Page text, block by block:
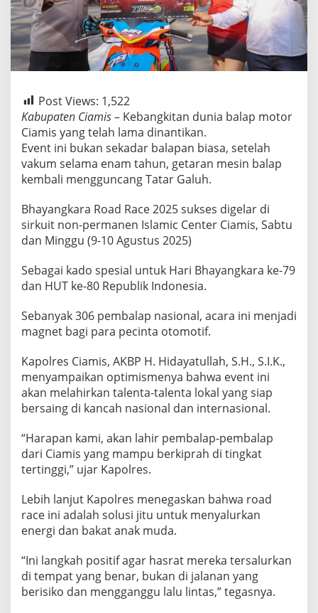
Post Views: 1,522
Kabupaten Ciamis– Kebangkitan dunia balap motor
Ciamis yang telah lama dinantikan.
Event ini bukan sekadar balapan biasa, setelah
vakum selama enam tahun, getaran mesin balap
kembali mengguncang Tatar Galuh.
Bhayangkara Road Race 2025 sukses digelar di
sirkuit non-permanen Islamic Center Ciamis, Sabtu
dan Minggu (9-10 Agustus 2025)
Sebagai kado spesial untuk Hari Bhayangkara ke-79
dan HUT ke-80 Republik Indonesia.
Sebanyak 306 pembalap nasional, acara ini menjadi
magnet bagi para pecinta otomotif.
Kapolres Ciamis, AKBP H. Hidayatullah, S.H., S.I.K.,
menyampaikan optimismenya bahwa event ini
akan melahirkan talenta-talenta lokal yang siap
bersaing di kancah nasional dan internasional.
“Harapan kami, akan lahir pembalap-pembalap
dari Ciamis yang mampu berkiprah di tingkat
tertinggi,” ujar Kapolres.
Lebih lanjut Kapolres menegaskan bahwa road
race ini adalah solusi jitu untuk menyalurkan
energi dan bakat anak muda.
“Ini langkah positif agar hasrat mereka tersalurkan
di tempat yang benar, bukan di jalanan yang
berisiko dan mengganggu lalu lintas,” tegasnya.